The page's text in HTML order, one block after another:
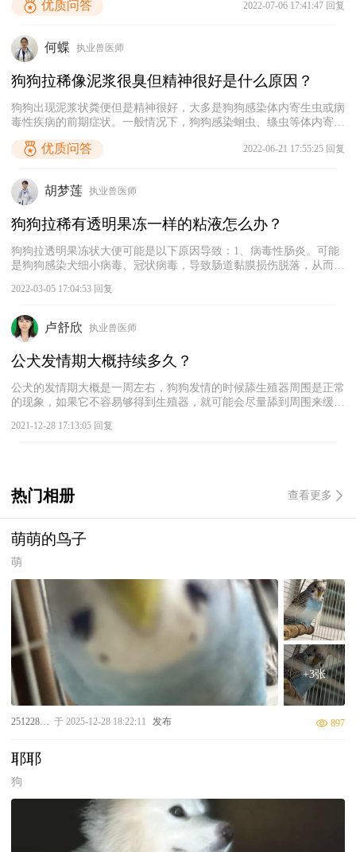
更长，因此母猫绝育可能需要500-800元之间的价格，如果是收费比
费、止痛针、消炎针等，有一些母猫绝育后可能需要住院，那就还要
另外收费。
优质问答 2022-07-06 17:41:47 回复
何蝶 执业兽医师
狗狗拉稀像泥浆很臭但精神很好是什么原因？
狗狗出现泥浆状粪便但是精神很好，大多是狗狗感染体内寄生虫或病
毒性疾病的前期症状。一般情况下，狗狗感染蛔虫、绦虫等体内寄生
响，要想知道是不是这一原因导致狗狗出现上述现象，可以对狗狗的
泻、呕吐等症状，该病的危害较大，建议宠主对狗狗进行试纸检测，
根据狗狗的具体病因采取合适的治疗措施。
优质问答 2022-06-21 17:55:25 回复
胡梦莲 执业兽医师
狗狗拉稀有透明果冻一样的粘液怎么办？
狗狗拉透明果冻状大便可能是以下原因导致：1、病毒性肠炎。可能
是狗狗感染犬细小病毒、冠状病毒，导致肠道黏膜损伤脱落，从而出
振等症状出现，建议及时带狗狗去宠物医院检查，接受抗病毒治疗；
胃损伤、小肠黏膜脱落等情况，从而引发腹泻，可以尝试给狗狗喂食
一些宠物益生菌和肠胃消炎药；3、寄生虫感染。狗狗感染球虫或其
他体内寄生虫初期，都容易引发呕吐、腹泻、体重减轻等情况，后期
寄生虫破坏狗狗肠胃黏膜，导致狗狗拉出果冻样的稀便。不管狗狗拉
透明果冻状大便是什么原因导致，都建议铲屎官及时带狗狗去宠物医
院检查，给予狗狗针对性治疗。
2022-03-05 17:04:53 回复
卢舒欣 执业兽医师
公犬发情期大概持续多久？
公犬的发情期大概是一周左右，狗狗发情的时候舔生殖器周围是正常
的现象，如果它不容易够得到生殖器，就可能会尽量舔到周围来缓解
菌逆行进入泌尿道，引起泌尿系统方面的问题。 狗狗发情期如果不
理裤。等狗狗发情期过去之后，再缓上几天就可以带它去做绝育手术
了。
2021-12-28 17:13:05 回复
热门相册 查看更多
萌萌的鸟子
萌
+3张
25122810019 于 2025-12-28 18:22:11 发布 897
耶耶
狗